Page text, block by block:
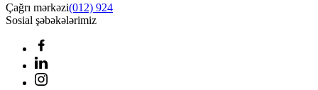
Çağrı mərkəzi(012) 924
Sosial şəbəkələrimiz